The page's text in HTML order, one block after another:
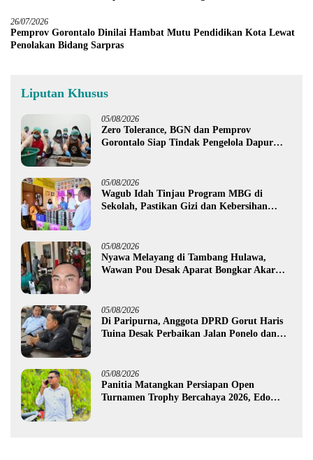
26/07/2026
Pemprov Gorontalo Dinilai Hambat Mutu Pendidikan Kota Lewat
Penolakan Bidang Sarpras
Liputan Khusus
05/08/2026
Zero Tolerance, BGN dan Pemprov
Gorontalo Siap Tindak Pengelola Dapur
05/08/2026
Wagub Idah Tinjau Program MBG di
Sekolah, Pastikan Gizi dan Kebersihan
05/08/2026
Nyawa Melayang di Tambang Hulawa,
Wawan Pou Desak Aparat Bongkar Akar
05/08/2026
Di Paripurna, Anggota DPRD Gorut Haris
Tuina Desak Perbaikan Jalan Ponelo dan
05/08/2026
Panitia Matangkan Persiapan Open
Turnamen Trophy Bercahaya 2026, Edo